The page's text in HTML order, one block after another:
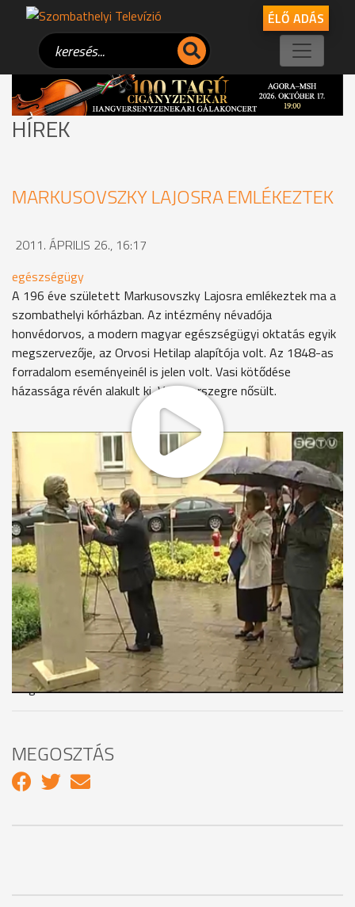
ÉLŐ ADÁS
HÍREK
MARKUSOVSZKY LAJOSRA EMLÉKEZTEK
2011. ÁPRILIS 26., 16:17
egészségügy
A 196 éve született Markusovszky Lajosra emlékeztek ma a
szombathelyi kórházban. Az intézmény névadója
honvédorvos, a modern magyar egészségügyi oktatás egyik
megszervezője, az Orvosi Hetilap alapítója volt. Az 1848-as
forradalom eseményeinél is jelen volt. Vasi kötődése
házassága révén alakult ki, Vasegerszegre nősült.
A Markusovszky-kórházban 1955 óta minden évben
emlékünnepséget tartanak a névadó tiszteletére. A mai
rendezvény Markusovszky Lajos szobrának
megkoszorúzásával kezdődött, majd emléküléssel
folytatódott a Romhányi-teremben. A résztvevők
meghallgathatták prof. dr. Kovács L. Gábor előadását, aki a
laboratóriumi diagnosztika fejlődéséről beszélt. A neves
szakember, a kórház korábbi igazgatója a napokban lett a
Magyar Tudományos Akadémia tagja, munkássága
elismeréseként idén ő vehette át a Markusovszky-
emlékplakettet. Kihirdették a Markusovszky-pályázat
eredményeit is, melyre ezúttal 22 tanulmány érkezett a
kórház orvosaitól. Az emlékülésről májusi Medicina
magazinunkban részletesen is hallhatnak.
MEGOSZTÁS